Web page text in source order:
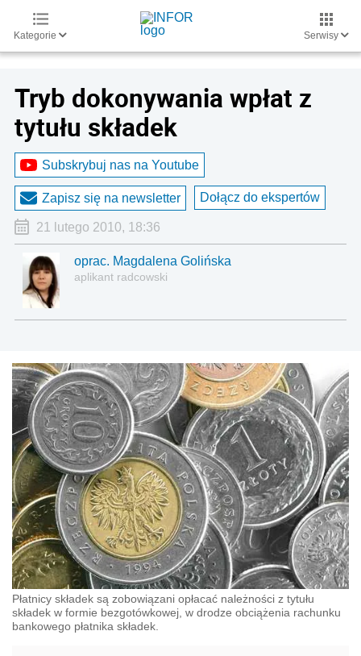
Kategorie Serwisy
Tryb dokonywania wpłat z
tytułu składek
Subskrybuj nas na Youtube
Zapisz się na newsletter Dołącz do ekspertów
21 lutego 2010, 18:36
oprac. Magdalena Golińska
aplikant radcowski
Płatnicy składek są zobowiązani opłacać należności z tytułu
składek w formie bezgotówkowej, w drodze obciążenia rachunku
bankowego płatnika składek.